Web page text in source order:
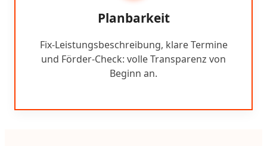
Planbarkeit
Fix-Leistungsbeschreibung, klare Termine
und Förder-Check: volle Transparenz von
Beginn an.